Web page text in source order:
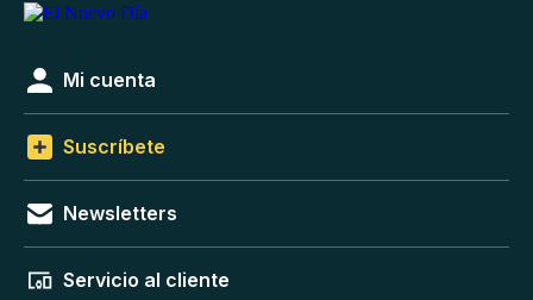
Mi cuenta
Suscríbete
Newsletters
Servicio al cliente